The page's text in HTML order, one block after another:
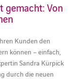
gemacht: Von
Kunden den
können – einfach,
Sandra Kürpick
durch die neuen